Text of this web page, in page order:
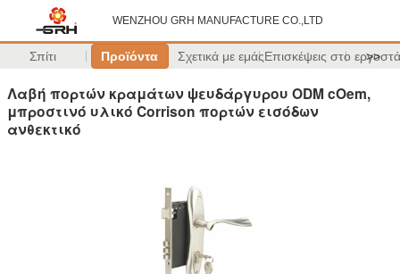
WENZHOU GRH MANUFACTURE CO.,LTD
Σπίτι Προϊόντα Σχετικά με εμάςΕπισκέψεις στο >>
Λαβή πορτών κραμάτων ψευδάργυρου ODM cOem,
μπροστινό υλικό Corrison πορτών εισόδων
ανθεκτικό